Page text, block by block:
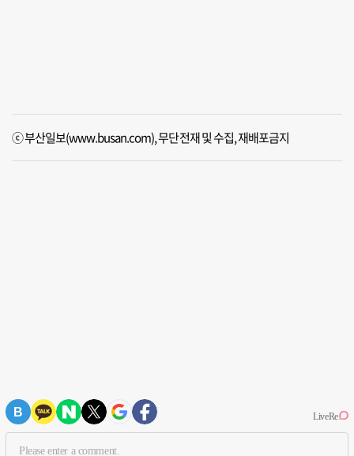
ⓒ 부산일보(www.busan.com), 무단전재 및 수집, 재배포금지